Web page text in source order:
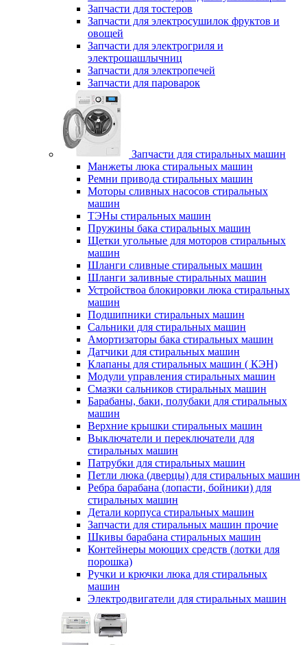
Запчасти для тостеров
Запчасти для электросушилок фруктов и
овощей
Запчасти для электрогриля и
электрошашлычниц
Запчасти для электропечей
Запчасти для пароварок
Запчасти для стиральных машин
Манжеты люка стиральных машин
Ремни привода стиральных машин
Моторы сливных насосов стиральных
машин
ТЭНы стиральных машин
Пружины бака стиральных машин
Щетки угольные для моторов стиральных
машин
Шланги сливные стиральных машин
Шланги заливные стиральных машин
Устройствоа блокировки люка стиральных
машин
Подшипники стиральных машин
Сальники для стиральных машин
Амортизаторы бака стиральных машин
Датчики для стиральных машин
Клапаны для стиральных машин ( КЭН)
Модули управления стиральных машин
Смазки сальников стиральных машин
Барабаны, баки, полубаки для стиральных
машин
Верхние крышки стиральных машин
Выключатели и переключатели для
стиральных машин
Патрубки для стиральных машин
Петли люка (дверцы) для стиральных машин
Ребра барабана (лопасти, бойники) для
стиральных машин
Детали корпуса стиральных машин
Запчасти для стиральных машин прочие
Шкивы барабана стиральных машин
Контейнеры моющих средств (лотки для
порошка)
Ручки и крючки люка для стиральных
машин
Электродвигатели для стиральных машин